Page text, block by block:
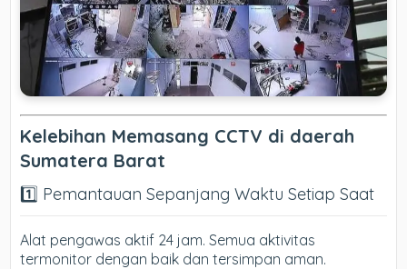
Kelebihan Memasang CCTV di daerah
Sumatera Barat
1️⃣ Pemantauan Sepanjang Waktu Setiap Saat
Alat pengawas aktif 24 jam. Semua aktivitas
termonitor dengan baik dan tersimpan aman.